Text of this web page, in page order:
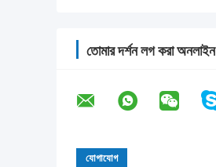
তোমার দর্শন লগ করা